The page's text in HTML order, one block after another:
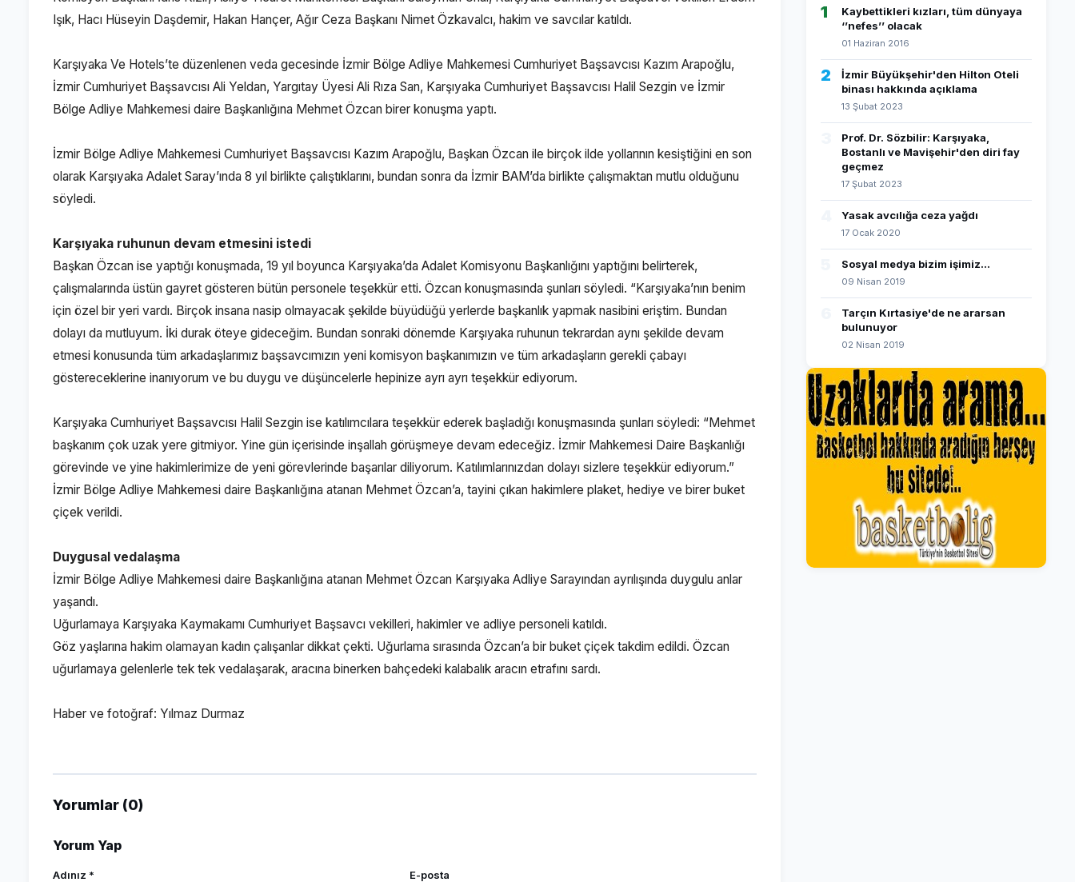
Işık, Hacı Hüseyin Daşdemir, Hakan Hançer, Ağır Ceza Başkanı Nimet Özkavalcı, hakim ve savcılar katıldı.
Karşıyaka Ve Hotels’te düzenlenen veda gecesinde İzmir Bölge Adliye Mahkemesi Cumhuriyet Başsavcısı Kazım Arapoğlu,
İzmir Cumhuriyet Başsavcısı Ali Yeldan, Yargıtay Üyesi Ali Rıza San, Karşıyaka Cumhuriyet Başsavcısı Halil Sezgin ve İzmir
Bölge Adliye Mahkemesi daire Başkanlığına Mehmet Özcan birer konuşma yaptı.
İzmir Bölge Adliye Mahkemesi Cumhuriyet Başsavcısı Kazım Arapoğlu, Başkan Özcan ile birçok ilde yollarının kesiştiğini en son
olarak Karşıyaka Adalet Saray’ında 8 yıl birlikte çalıştıklarını, bundan sonra da İzmir BAM’da birlikte çalışmaktan mutlu olduğunu
söyledi.
Karşıyaka ruhunun devam etmesini istedi
Başkan Özcan ise yaptığı konuşmada, 19 yıl boyunca Karşıyaka’da Adalet Komisyonu Başkanlığını yaptığını belirterek,
çalışmalarında üstün gayret gösteren bütün personele teşekkür etti. Özcan konuşmasında şunları söyledi. “Karşıyaka’nın benim
için özel bir yeri vardı. Birçok insana nasip olmayacak şekilde büyüdüğü yerlerde başkanlık yapmak nasibini eriştim. Bundan
dolayı da mutluyum. İki durak öteye gideceğim. Bundan sonraki dönemde Karşıyaka ruhunun tekrardan aynı şekilde devam
etmesi konusunda tüm arkadaşlarımız başsavcımızın yeni komisyon başkanımızın ve tüm arkadaşların gerekli çabayı
göstereceklerine inanıyorum ve bu duygu ve düşüncelerle hepinize ayrı ayrı teşekkür ediyorum.
Karşıyaka Cumhuriyet Başsavcısı Halil Sezgin ise katılımcılara teşekkür ederek başladığı konuşmasında şunları söyledi: “Mehmet
başkanım çok uzak yere gitmiyor. Yine gün içerisinde inşallah görüşmeye devam edeceğiz. İzmir Mahkemesi Daire Başkanlığı
görevinde ve yine hakimlerimize de yeni görevlerinde başarılar diliyorum. Katılımlarınızdan dolayı sizlere teşekkür ediyorum.”
İzmir Bölge Adliye Mahkemesi daire Başkanlığına atanan Mehmet Özcan’a, tayini çıkan hakimlere plaket, hediye ve birer buket
çiçek verildi.
Duygusal vedalaşma
İzmir Bölge Adliye Mahkemesi daire Başkanlığına atanan Mehmet Özcan Karşıyaka Adliye Sarayından ayrılışında duygulu anlar
yaşandı.
Uğurlamaya Karşıyaka Kaymakamı Cumhuriyet Başsavcı vekilleri, hakimler ve adliye personeli katıldı.
Göz yaşlarına hakim olamayan kadın çalışanlar dikkat çekti. Uğurlama sırasında Özcan’a bir buket çiçek takdim edildi. Özcan
uğurlamaya gelenlerle tek tek vedalaşarak, aracına binerken bahçedeki kalabalık aracın etrafını sardı.
Haber ve fotoğraf: Yılmaz Durmaz
Yorumlar (0)
Yorum Yap
Adınız * E-posta
1
Kaybettikleri kızları, tüm dünyaya
‘’nefes’’ olacak
01 Haziran 2016
2
İzmir Büyükşehir'den Hilton Oteli
binası hakkında açıklama
13 Şubat 2023
Prof. Dr. Sözbilir: Karşıyaka,
Bostanlı ve Mavişehir'den diri fay
geçmez
17 Şubat 2023
Yasak avcılığa ceza yağdı
17 Ocak 2020
Sosyal medya bizim işimiz...
09 Nisan 2019
Tarçın Kırtasiye'de ne ararsan
bulunuyor
02 Nisan 2019